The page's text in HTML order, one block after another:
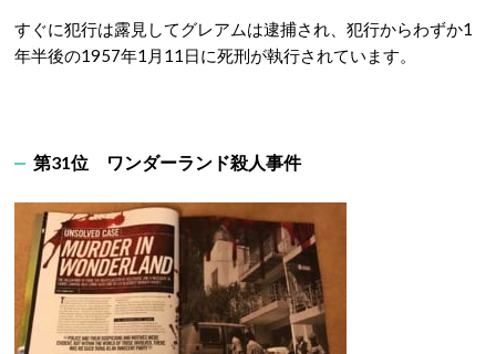
すぐに犯行は露見してグレアムは逮捕され、犯行からわずか1
年半後の1957年1月11日に死刑が執行されています。
第31位 ワンダーランド殺人事件